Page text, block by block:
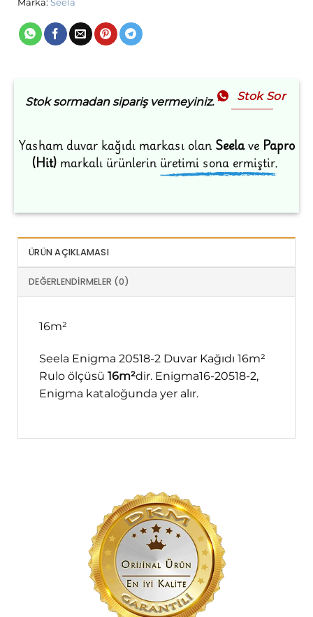
Marka: Seela
Stok sormadan sipariş vermeyiniz. Stok Sor
Yasham duvar kağıdı markası olanSeelave Papro
(Hit)markalı ürünlerinüretimi sona ermiştir.
ÜRÜN AÇIKLAMASI
DEĞERLENDIRMELER (0)
16m²
Seela Enigma 20518-2 Duvar Kağıdı 16m²
Rulo ölçüsü 16m²dir. Enigma16-20518-2,
Enigma kataloğunda yer alır.